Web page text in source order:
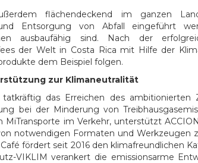
flächendeckend im ganzen
Entsorgung von Abfall eingeführt
ausbaufähig sind. Nach der
der Welt in Costa Rica mit Hilfe der
dem Beispiel folgen.
zur Klimaneutralität
das Erreichen des ambitionierten
bei der Minderung von
MiTransporte im Verkehr, unterstützt
notwendigen Formaten und Werkzeugen
fördert seit 2016 den klimafreundlichen
VIKLIM verankert die emissionsarme